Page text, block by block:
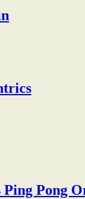
Ping Pong